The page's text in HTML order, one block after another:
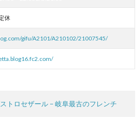
休
gifu/A2101/A210102/21007545/
ストロセザール − 岐阜最古のフレンチ